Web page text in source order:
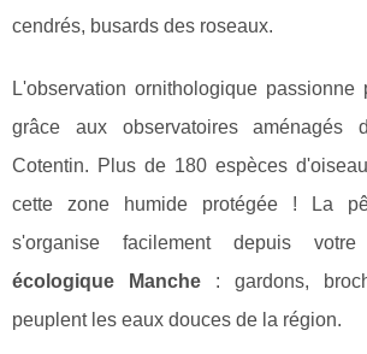
cendrés, busards des roseaux.
L'observation ornithologique passionne
grâce aux observatoires aménagés
Cotentin. Plus de 180 espèces
cette zone humide protégée ! La
s'organise facilement depuis
écologique Manche : gardons,
peuplent les eaux douces de la région.